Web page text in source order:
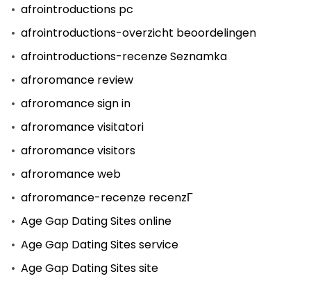
afrointroductions pc
afrointroductions-overzicht beoordelingen
afrointroductions-recenze Seznamka
afroromance review
afroromance sign in
afroromance visitatori
afroromance visitors
afroromance web
afroromance-recenze recenzГ­
Age Gap Dating Sites online
Age Gap Dating Sites service
Age Gap Dating Sites site